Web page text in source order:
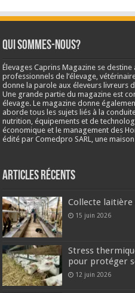
Qui sommes-nous?
Élevages Caprins Magazine se
professionnels de l’élevage,
donne la parole aux éleveurs livreurs
Une grande partie du magazine est
élevage. Le magazine donne
aborde tous les sujets liés à la
nutrition, équipements et de
économique et le management des
édité par Comedpro SARL, une
Articles récents
Collecte laitière
15 juin 2026
Stress
pour protéger
12 juin 2026